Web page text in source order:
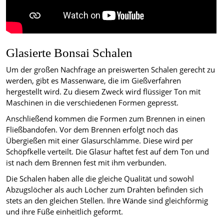
Glasierte Bonsai Schalen
Um der großen Nachfrage an preiswerten Schalen gerecht zu
werden, gibt es Massenware, die im Gießverfahren
hergestellt wird. Zu diesem Zweck wird flüssiger Ton mit
Maschinen in die verschiedenen Formen gepresst.
Anschließend kommen die Formen zum Brennen in einen
Fließbandofen. Vor dem Brennen erfolgt noch das
Übergießen mit einer Glasurschlämme. Diese wird per
Schöpfkelle verteilt. Die Glasur haftet fest auf dem Ton und
ist nach dem Brennen fest mit ihm verbunden.
Die Schalen haben alle die gleiche Qualität und sowohl
Abzugslöcher als auch Löcher zum Drahten befinden sich
stets an den gleichen Stellen. Ihre Wände sind gleichförmig
und ihre Füße einheitlich geformt.